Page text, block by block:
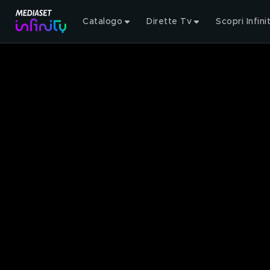
Catalogo Dirette Tv Scopri